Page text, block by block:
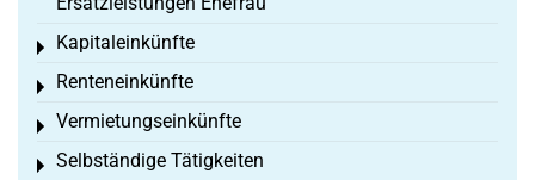
Kapitaleinkünfte
Toggle menu
Renteneinkünfte
Toggle menu
Vermietungseinkünfte
Toggle menu
Selbständige Tätigkeiten
Toggle menu